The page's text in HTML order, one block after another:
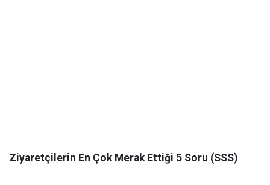
Ziyaretçilerin En Çok Merak Ettiği 5 Soru (SSS)